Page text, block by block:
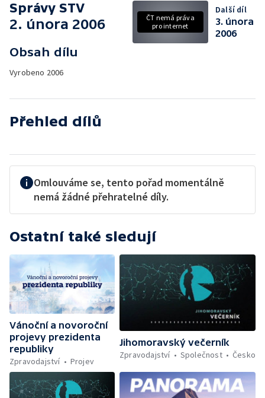
Správy STV
2. února 2006
Obsah dílu
Vyrobeno 2006
ČT nemá práva
pro internet
Další díl
3. února
2006
Přehled dílů
Omlouváme se, tento pořad momentálně
nemá žádné přehratelné díly.
Ostatní také sledují
Vánoční a novoroční
projevy prezidenta
republiky
Zpravodajství
Projev
Jihomoravský večerník
Zpravodajství
Společnost Česko